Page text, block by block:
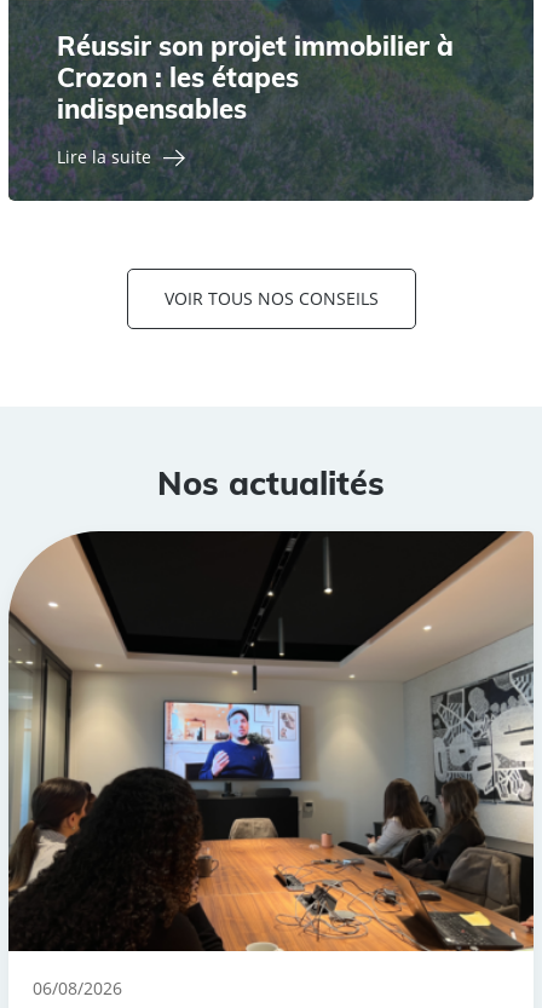
Réussir son projet immobilier à
Crozon : les étapes
indispensables
Lire la suite
VOIR TOUS NOS CONSEILS
Nos actualités
06/08/2026